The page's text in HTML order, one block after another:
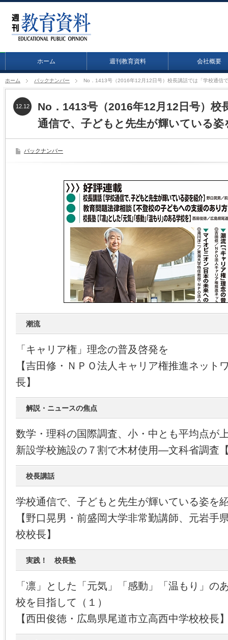
ホーム 週刊教育資料 会社概要
ホーム バックナンバー No．1413号（2016年12月12日号）校長講話では「学校通信
No．1413号（2016年12月12日号）校
通信で、子どもと先生が輝いている姿
12.12
バックナンバー
潮流
「キャリア権」理念の普及啓発を
【吉田修・ＮＰＯ法人キャリア権推進ネット
長】
解説・ニュースの焦点
数学・理科の国際調査、小・中とも平均点が
新設学校施設の７割で木材使用―文科省調査
校長講話
学校通信で、子どもと先生が輝いている姿を
【野口晃男・前盛岡大学非常勤講師、元岩手
校校長】
実践！ 校長塾
「凛」とした「元気」「感動」「温もり」の
校を目指して（１）
【西田俊徳・広島県尾道市立高西中学校校長